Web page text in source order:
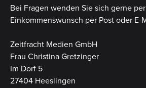
Bei Fragen wenden Sie sich gerne
Einkommenswunsch per Post oder E-
Zeitfracht Medien GmbH
Frau Christina Gretzinger
Im Dorf 5
27404 Heeslingen